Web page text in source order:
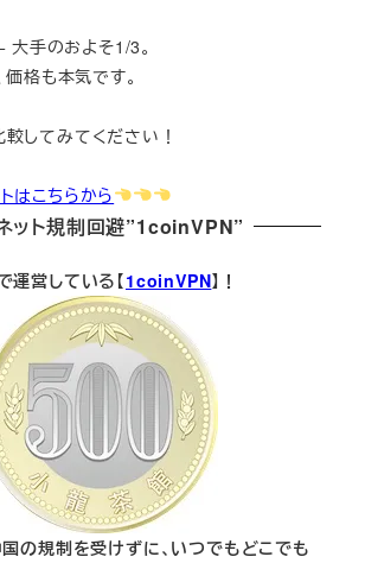
手のおよそ1/3。
格も本気です。
してみてください！
はこちらから
ット規制回避”1coinVPN”
運営している【1coinVPN】！
の規制を受けずに、いつでもどこでも